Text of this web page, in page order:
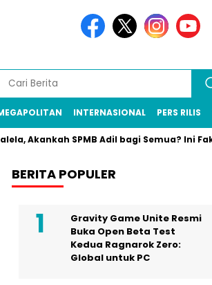
INTERNASIONAL PERS RILIS
Akankah SPMB Adil bagi Semua? Ini
BERITA POPULER
Gravity Game Unite Resmi
Buka Open Beta Test
Kedua Ragnarok Zero:
Global untuk PC